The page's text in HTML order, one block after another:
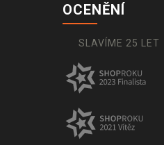
OCENĚNÍ
SLAVÍME 25 LET